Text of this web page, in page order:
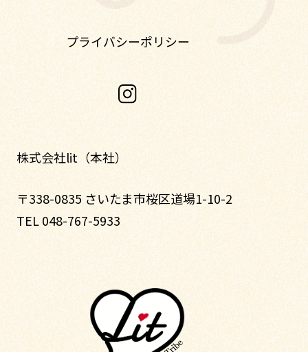
プライバシーポリシー
株式会社lit（本社）
〒338-0835 さいたま市桜区道場1-10-2
TEL 048-767-5933